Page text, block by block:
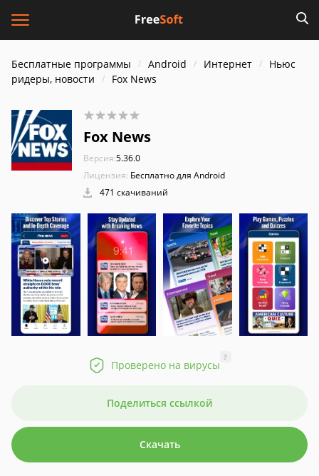
Бесплатные программы Android Интернет
Ньюс
ридеры, новости
Fox News
Fox News
Версия:5.36.0
Лицензия: Бесплатно для Android
471 скачиваний
Проверено на вирусы
?
Поделиться ссылкой
Скачать